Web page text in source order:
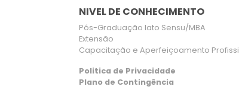
NIVEL DE CONHECIMENTO
Pós-Graduação lato Sensu/MBA
Extensão
Capacitação e Aperfeiçoamento
Politica de Privacidade
Plano de Contingência